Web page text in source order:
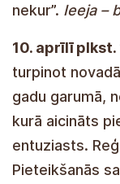
nekur”. Ieeja –
10. aprīlī
turpinot
gadu garumā,
kurā aicināts
entuziasts.
Pieteikšanās